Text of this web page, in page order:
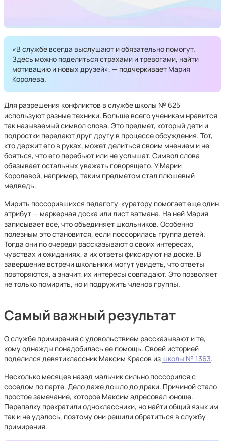
«В службе всегда выслушают и обязательно помогут.
Здесь можно поделиться страхами и тревогами, найти
мотивацию и новых друзей», — подчеркивает Мария
Королева.
Для разрешения конфликтов в службе школы № 625
используют разные техники. Больше всего ученикам нравится
так называемый символ слова. Это предмет, который дети и
подростки передают друг другу в процессе обсуждения. Тот,
кто держит его в руках, может делиться своим мнением и не
бояться, что его перебьют или не услышат. Символ слова
обязывает остальных уважать говорящего. У Марии
Королевой, например, таким предметом стал плюшевый
медведь.
Мирить поссорившихся педагогу-куратору помогает еще один
атрибут — маркерная доска или лист ватмана. На ней Мария
записывает все, что объединяет школьников. Особенно
полезным это становится, если поссорилась группа детей.
Тогда они по очереди рассказывают о своих интересах,
чувствах и ожиданиях, а их ответы фиксируют на доске. В
завершение встречи школьники могут увидеть, что ответы
повторяются, а значит, их интересы совпадают. Это позволяет
не только помирить, но и подружить членов группы.
Самый важный результат
О службе примирения с удовольствием рассказывают и те,
кому однажды понадобилась ее помощь. Своей историей
поделился девятиклассник Максим Красов из школы № 1363.
Несколько месяцев назад мальчик сильно поссорился с
соседом по парте. Дело даже дошло до драки. Причиной стало
простое замечание, которое Максим адресовал юноше.
Перепалку прекратили одноклассники, но найти общий язык им
так и не удалось, поэтому они решили обратиться в службу
примирения.